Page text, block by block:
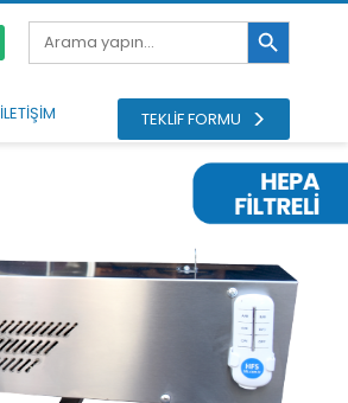
Search
for:
Search Button
İLETİŞİM TEKLİF FORMU